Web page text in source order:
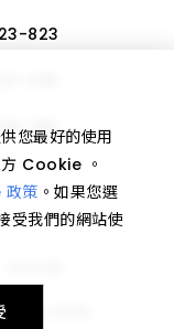
823
189
by
您最好的使用
Cookie 。
策 。如果您選
受我們的網站使